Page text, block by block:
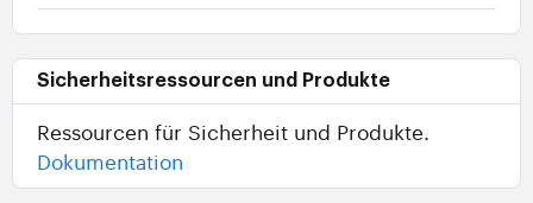
Sicherheitsressourcen und Produkte
Ressourcen für Sicherheit und Produkte.
Dokumentation